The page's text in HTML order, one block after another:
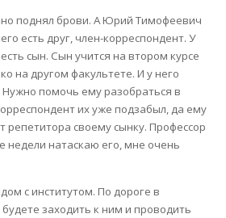
поднял брови. А Юрий Тимофеевич
есть друг, член-корреспондент. У
сын. Сын учится на втором курсе
на другом факультете. И у него
помочь ему разобраться в
их уже подзабыл, да ему
репетитора своему сынку. Профессор
недели натаскаю его, мне очень
с институтом. По дороге в
заходить к ним и проводить